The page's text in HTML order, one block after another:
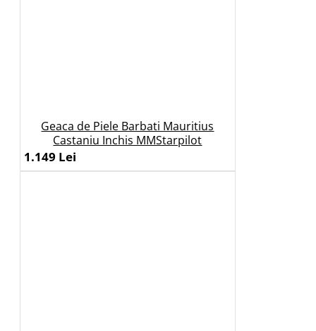
Geaca de Piele Barbati Mauritius
Castaniu Inchis MMStarpilot
1.149 Lei